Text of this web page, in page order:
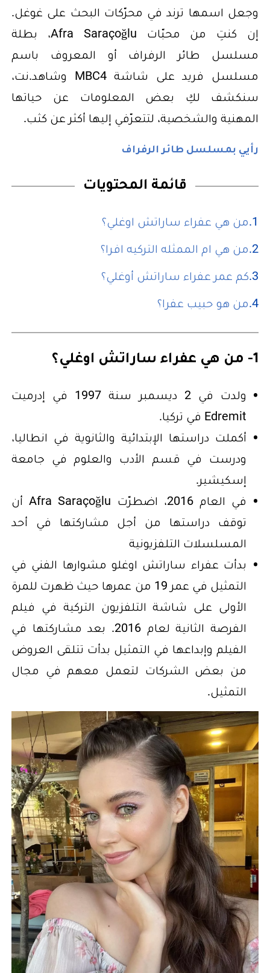
وجعل اسمها ترند في محرّكات البحث على غوغل.
إن كنتِ من محبّات Afra Saraçoğlu، بطلة
مسلسل طائر الرفراف أو المعروف باسم
مسلسل فريد على شاشة MBC4 وشاهد.نت،
سنكشف لكِ بعض المعلومات عن حياتها
المهنية والشخصية، لتتعرّفي إليها أكثر عن كثب.
رأيي بمسلسل طائر الرفراف
قائمة المحتويات
من هي عفراء ساراتش اوغلي؟
من هي ام الممثله التركيه افرا؟
كم عمر عفراء ساراتش أوغلي؟
من هو حبيب عفرا؟
1- من هي عفراء ساراتش اوغلي؟
ولدت في 2 ديسمبر سنة 1997 في إدرميت
Edremit في تركيا.
أكملت دراستها الإبتدائية والثانوية في انطاليا،
ودرست في قسم الأدب والعلوم في جامعة
إسكيشير.
في العام 2016، اضطرّت Afra Saraçoğlu أن
توقف دراستها من أجل مشاركتها في أحد
المسلسلات التلفزيونية
بدأت عفراء ساراتش اوغلو مشوارها الفني في
التمثيل في عمر 19 من عمرها حيث ظهرت للمرة
الأولى على شاشة التلفزيون التركية في فيلم
الفرصة الثانية لعام 2016. بعد مشاركتها في
الفيلم وإبداعها في التمثيل بدأت تتلقى العروض
من بعض الشركات لتعمل معهم في مجال
التمثيل.